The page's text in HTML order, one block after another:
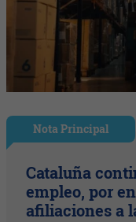
Nota Principal
Cataluña
empleo, por
afiliaciones a